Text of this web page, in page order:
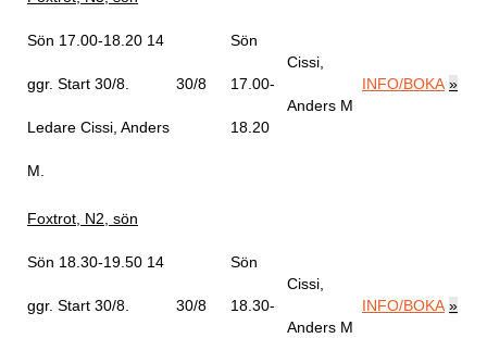
Sön 17.00-18.20 14
ggr. Start 30/8
Ledare Cissi, Anders
M
30/8
Sön
17.00-
18.20
Cissi,
Anders M
INFO/BOKA »
Foxtrot, N2, sön
Sön 18.30-19.50 14
ggr. Start 30/8 30/8
Sön
18.30-
Cissi,
Anders M
INFO/BOKA »